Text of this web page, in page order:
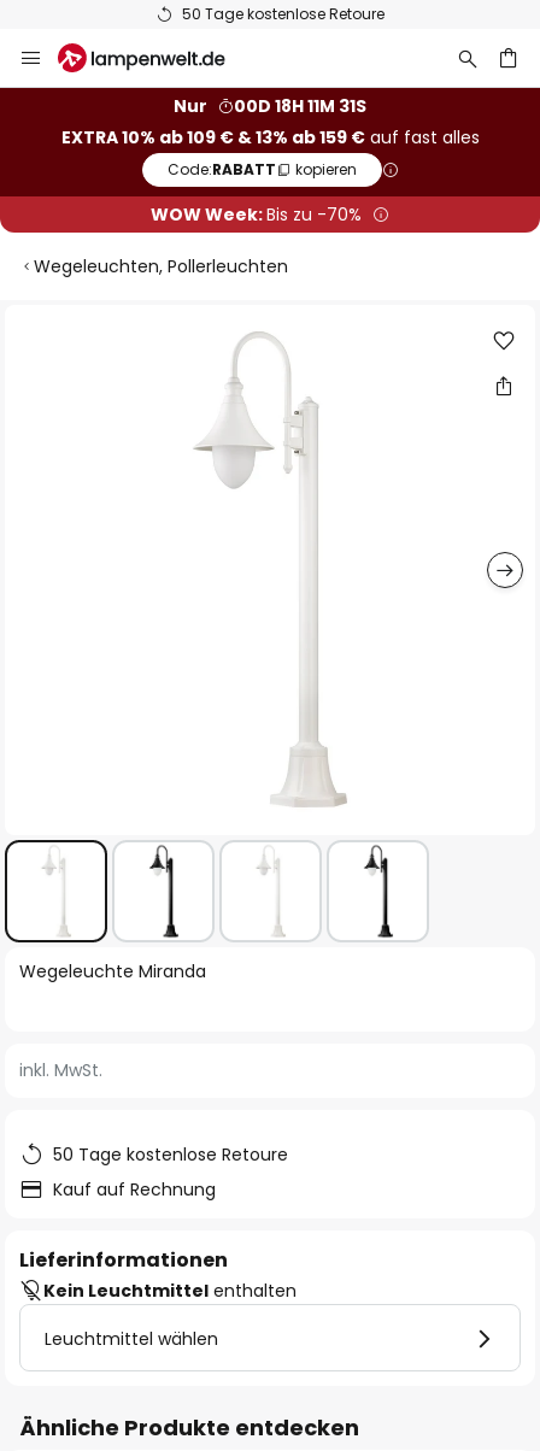
50 Tage kostenlose Retoure
Inhalt
Nur
00D 18H 11M 31S
EXTRA 10% ab 109 € & 13% ab 159 €auf fast alles
Code:RABATT kopieren
WOW Week:Bis zu -70%
Wegeleuchten, Pollerleuchten
Zum
Anfang
springen
Wegeleuchte Miranda
inkl. MwSt.
50 Tage kostenlose Retoure
Kauf auf Rechnung
Lieferinformationen
Kein Leuchtmittel enthalten
Leuchtmittel wählen
Ähnliche Produkte entdecken